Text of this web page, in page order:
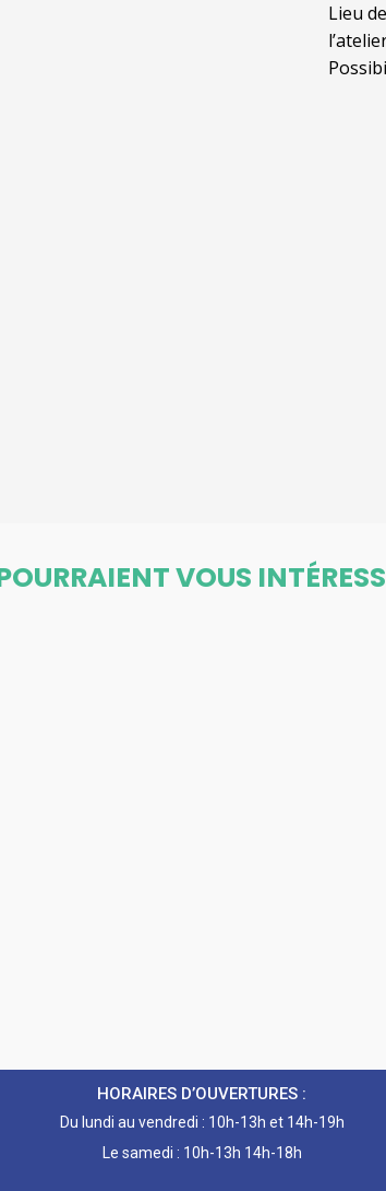
Lieu
VOUS
HORAIRES D’OUVERTURES :
Du lundi au vendredi : 10h-13h et 14h-19h
Le samedi : 10h-13h 14h-18h